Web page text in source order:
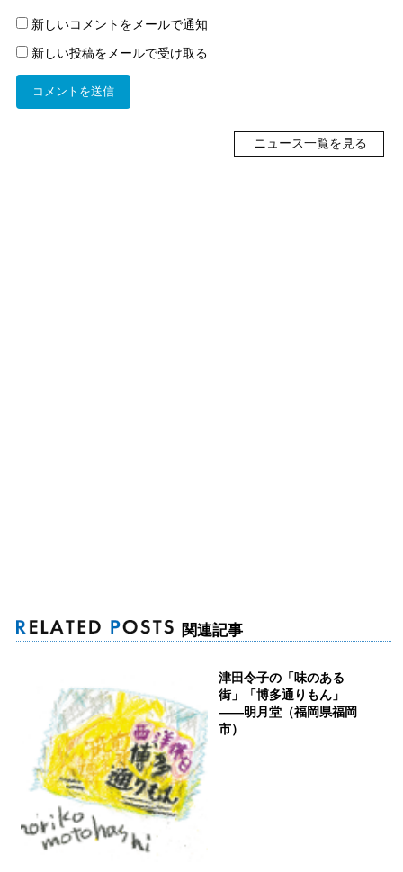
新しいコメントをメールで通知
新しい投稿をメールで受け取る
ニュース一覧を見る
関連記事
津田令子の「味のある
街」「博多通りもん」
――明月堂（福岡県福岡
市）